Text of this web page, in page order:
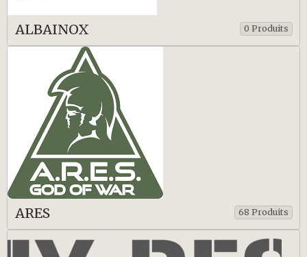
ALBAINOX 0 Produits
ARES 68 Produits